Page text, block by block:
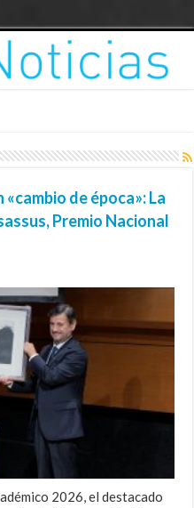
de época»: La
Premio Nacional
2026, el destacado